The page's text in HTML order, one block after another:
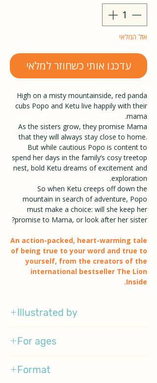
אזל המלאי
עדכנו אותי כשחוזר למלאי
High on a misty mountainside, red panda
cubs Popo and Ketu live happily with their
mama.
As the sisters grow, they promise Mama
that they will always stay close to home.
But while cautious Popo is content to
spend her days in the family’s cosy treetop
nest, bold Ketu dreams of excitement and
exploration.
So when Ketu creeps off down the
mountain in search of adventure, Popo
must make a choice: will she keep her
promise to Mama, or look after her sister?
An action-packed, heart-warming tale
of being true to your word and true to
yourself, from the creators of the
international bestseller The Lion
Inside.
Illustrated by
For ages
Format